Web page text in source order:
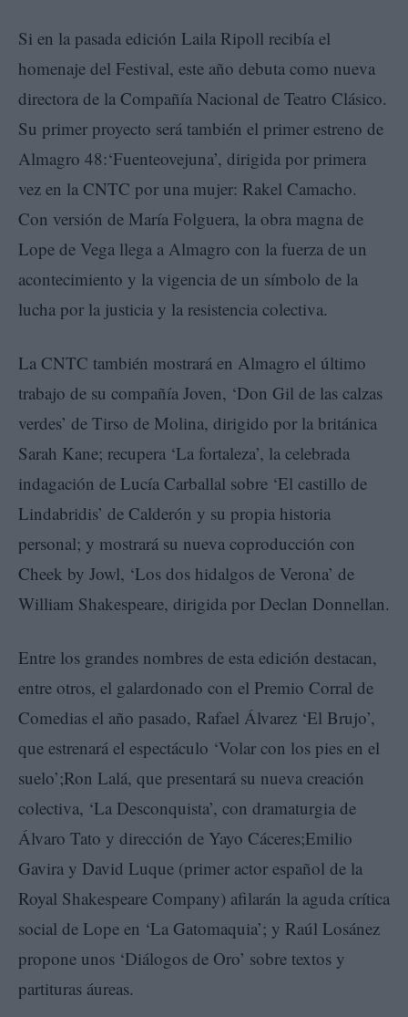
Si en la pasada edición Laila Ripoll recibía el
homenaje del Festival, este año debuta como nueva
directora de la Compañía Nacional de Teatro Clásico.
Su primer proyecto será también el primer estreno de
Almagro 48:‘Fuenteovejuna’, dirigida por primera
vez en la CNTC por una mujer: Rakel Camacho.
Con versión de María Folguera, la obra magna de
Lope de Vega llega a Almagro con la fuerza de un
acontecimiento y la vigencia de un símbolo de la
lucha por la justicia y la resistencia colectiva.
La CNTC también mostrará en Almagro el último
trabajo de su compañía Joven, ‘Don Gil de las calzas
verdes’ de Tirso de Molina, dirigido por la británica
Sarah Kane; recupera ‘La fortaleza’, la celebrada
indagación de Lucía Carballal sobre ‘El castillo de
Lindabridis’ de Calderón y su propia historia
personal; y mostrará su nueva coproducción con
Cheek by Jowl, ‘Los dos hidalgos de Verona’ de
William Shakespeare, dirigida por Declan Donnellan.
Entre los grandes nombres de esta edición destacan,
entre otros, el galardonado con el Premio Corral de
Comedias el año pasado, Rafael Álvarez ‘El Brujo’,
que estrenará el espectáculo ‘Volar con los pies en el
suelo’;Ron Lalá, que presentará su nueva creación
colectiva, ‘La Desconquista’, con dramaturgia de
Álvaro Tato y dirección de Yayo Cáceres;Emilio
Gavira y David Luque (primer actor español de la
Royal Shakespeare Company) afilarán la aguda crítica
social de Lope en ‘La Gatomaquia’; y Raúl Losánez
propone unos ‘Diálogos de Oro’ sobre textos y
partituras áureas.